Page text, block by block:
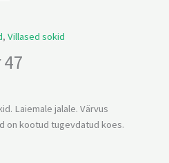
,Villased sokid
Laiemale jalale. Värvus
on kootud tugevdatud koes.